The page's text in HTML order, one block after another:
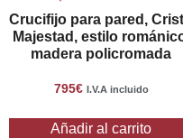
Crucifijo para pared,
Majestad, estilo
madera policromada
795€ I.V.A incluido
Añadir al carrito